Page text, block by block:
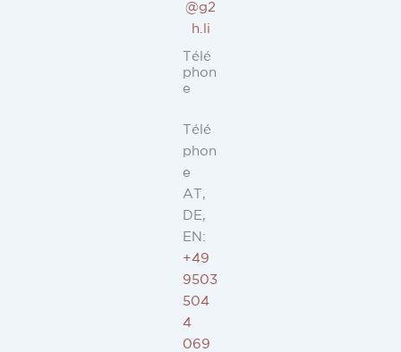
@g2
h.li
Télé
phon
e
Télé
phon
e
AT,
DE,
EN:
+49
9503
504
4
069